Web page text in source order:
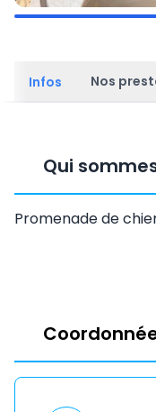
Infos Nos
Qui
Promenade de